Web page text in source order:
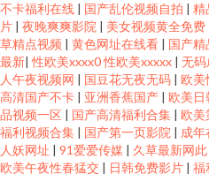
不卡福利在线 | 国产乱伦视频自拍 | 精
片 | 夜晚爽爽影院 | 美女视频黄全免费
草精点视频 | 黄色网址在线看 | 国产
最新|性欧美xxxx0 性欧美xxxxx | 无码
人午夜视频网 | 国豆花无夜无码 | 欧美
高清国产不卡 | 亚洲香蕉国产 | 欧美日
品视频一区 | 国产高清福利合集 | 欧美
福利视频合集 | 国产第一页影院 | 成年
人妖网址 | 91爱爱传媒 | 久草最新网此
欧美午夜性春猛交 | 日韩免费影片 | 福